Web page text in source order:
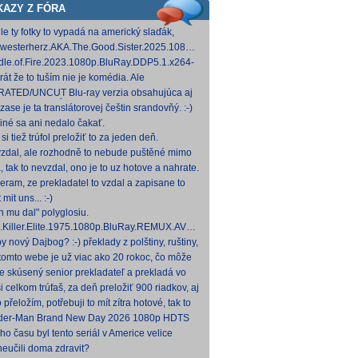
Z FÓRA
ty fotky to vypadá na americký slaďák,
opak je pravdou..... Kdysi jsem četl i
cinepth [5,88 GB] Nemecké
[18,74 GB]
že to tuším nie je komédia. Ale
sa môže konať. Možno príde aj
pes a tomu
UNCUT Blu-ray verzia obsahujúca aj
Skarsgårda, explicitnejšie zábery sexu
je ta translátorovej češtin srandovňý. :-)
sa ani nedalo čakať.
si tiež trúfol preložiť to za jeden deň.
ale rozhodně to nebude puštěné mimo
Samozřejmě překladač.
tak to nevzdal, ono je to uz hotove a nahrate.
ze prekladatel to vzdal a zapisane to
mit uns... :-)
mu dal" polyglosiu.
[21,73 GB] Dnes na WS.
nový Dajbog? :-) překlady z polštiny, ruštiny,
francouzštiny, angličtiny (12-24 hod
webe je už viac ako 20 rokoc, čo môže
vyšší vek (pokojne aj nad 40, či 50).
skúsený senior prekladateľ a prekladá vo
pre Netflix, HBO a iné, nemal by to byť
celkom trúfaš, za deň preložiť 900 riadkov, aj
a nenáročných, plus úprava
přeložím, potřebuji to mít zítra hotové, tak to
rovnou hodim.
Man Brand New Day 2026 1080p HDTS
0 H 264-LMNTRY
času byl tento seriál v Americe velice
no je docela škoda, že nemá české
doma zdravit?